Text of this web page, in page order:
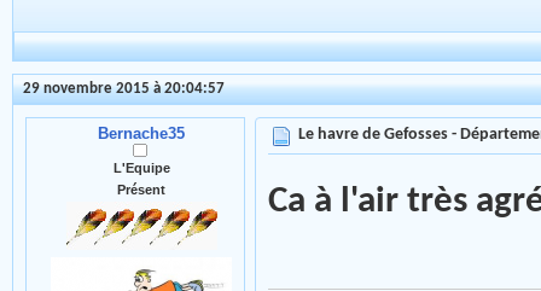
29 novembre 2015 à 20:04:57
Bernache35
L'Equipe
Présent
Le havre de Gefosses -
Ca à l'air très